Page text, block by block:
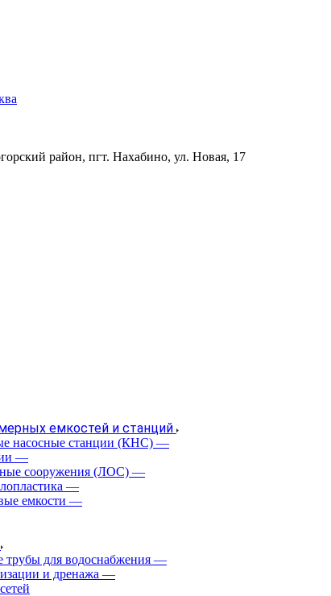
район, пгт. Нахабино, ул. Новая, 17
емкостей и станций
насосные станции (КНС) —
—
сооружения (ЛОС) —
—
емкости —
трубы для водоснабжения —
и дренажа —